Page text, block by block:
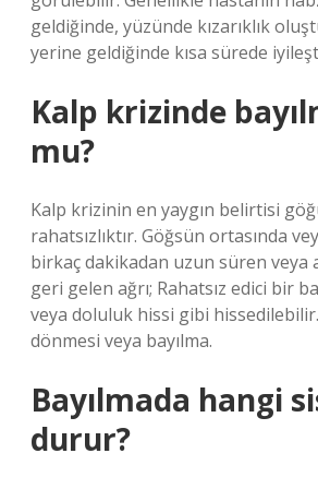
geldiğinde, yüzünde kızarıklık
yerine geldiğinde kısa sürede
Kalp krizinde
mu?
Kalp krizinin en yaygın belirtisi
rahatsızlıktır. Göğsün ortasında
birkaç dakikadan uzun süren veya
geri gelen ağrı; Rahatsız edici bir
veya doluluk hissi gibi
dönmesi veya bayılma.
Bayılmada hangi
durur?